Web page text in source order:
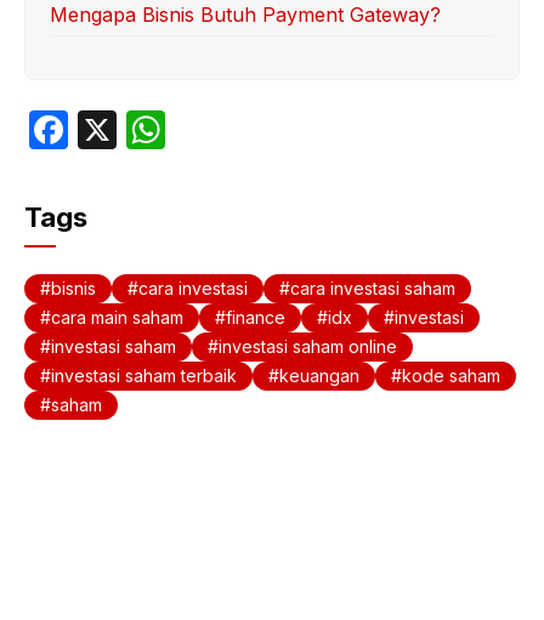
Mengapa Bisnis Butuh Payment Gateway?
F
c
e
b
o
o
k
X
A
p
p
Tags
bisnis cara investasi
cara investasi saham
cara main saham
finance idx
investasi
investasi saham
investasi saham online
investasi saham terbaik
keuangan
kode saham
saham